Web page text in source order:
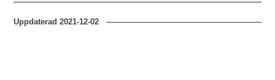
Uppdaterad2021-12-02